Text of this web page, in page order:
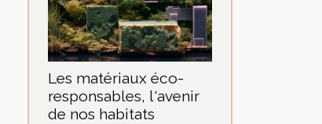
Les matériaux éco-
responsables, l'avenir
de nos habitats